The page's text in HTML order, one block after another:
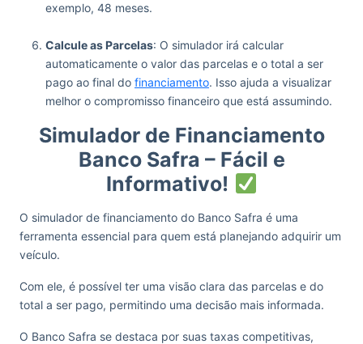
exemplo, 48 meses.
Calcule as Parcelas: O simulador irá calcular
automaticamente o valor das parcelas e o total a ser
pago ao final do financiamento. Isso ajuda a visualizar
melhor o compromisso financeiro que está assumindo.
Simulador de Financiamento
Banco Safra – Fácil e
Informativo!
O simulador de financiamento do Banco Safra é uma
ferramenta essencial para quem está planejando adquirir um
veículo.
Com ele, é possível ter uma visão clara das parcelas e do
total a ser pago, permitindo uma decisão mais informada.
O Banco Safra se destaca por suas taxas competitivas,